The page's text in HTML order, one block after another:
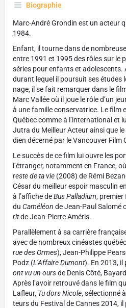
Biographie
Marc-André Gron­din est un acteur
1984.
Enfant, il tourne dans de
entre 1991 et 1995 des rôles sur le
séries pour enfants et adolescents.
durant lequel il poursuit ses études
nage, il se fait remarquer dans le
Marc Vallée où il joue le rôle d’un
à une famille conser­va­trice. Le film
Québec comme à l’international et
Jutra du Meilleur Acteur ainsi que
dien décerné par le Vancou­ver Film
Le succès de ce film lui ouvre les
l’étranger, notamment en France,
reste de ta vie (2008) de Rémi
César du meilleur espoir mascu­lin
à l’affiche deBus Palladium, premier
du Caméléon de Jean-Paul Salomé
ritde Jean-Pierre Améris.
Parallèlement à sa carrière
avec de nombreux cinéastes
rue des Ormes), Jean-Philippe
Podz (L’Affaire Dumont). En 2013, il
ont vu un oursde Denis Côté,
Après l’avoir retrouvé dans le film
Lafleur, Tu dors Nicole, sélec­tionné
teurs du Festi­val de Cannes 2014,